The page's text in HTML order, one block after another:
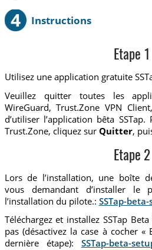
4 Instructions
Etape 1
Utilisez une application gratuite
Veuillez quitter toutes les
WireGuard, Trust.Zone VPN
d’utiliser l’application bêta
Trust.Zone, cliquez sur Quitter,
Etape 2
Lors de l’installation, une boîte
vous demandant d’installer le
l’installation du pilote.: SSTap-
Téléchargez et installez SSTap
pas (désactivez la case à cocher «
dernière étape): SSTap-beta-